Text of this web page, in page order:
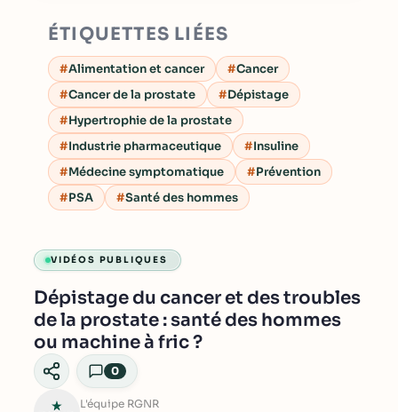
VIDÉOS PUBLIQUES
Dépistage du cancer et des troubles
de la prostate : santé des hommes
ou machine à fric ?
0
L'équipe RGNR
ÉTIQUETTES LIÉES
Alimentation et cancer
Cancer
Cancer de la prostate
Dépistage
Hypertrophie de la prostate
Industrie pharmaceutique
Insuline
Médecine symptomatique
Prévention
PSA
Santé des hommes